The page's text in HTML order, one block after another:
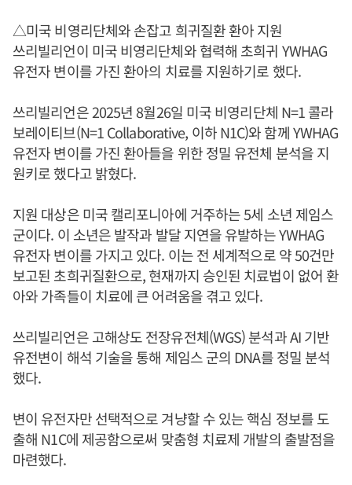
△미국 비영리단체와 손잡고 희귀질환 환아 지원
쓰리빌리언이 미국 비영리단체와 협력해 초희귀 YWHAG
유전자 변이를 가진 환아의 치료를 지원하기로 했다.
쓰리빌리언은 2025년 8월26일 미국 비영리단체 N=1 콜라
보레이티브(N=1 Collaborative, 이하 N1C)와 함께 YWHAG
유전자 변이를 가진 환아들을 위한 정밀 유전체 분석을 지
원키로 했다고 밝혔다.
지원 대상은 미국 캘리포니아에 거주하는 5세 소년 제임스
군이다. 이 소년은 발작과 발달 지연을 유발하는 YWHAG
유전자 변이를 가지고 있다. 이는 전 세계적으로 약 50건만
보고된 초희귀질환으로, 현재까지 승인된 치료법이 없어 환
아와 가족들이 치료에 큰 어려움을 겪고 있다.
쓰리빌리언은 고해상도 전장유전체(WGS) 분석과 AI 기반
유전변이 해석 기술을 통해 제임스 군의 DNA를 정밀 분석
했다.
변이 유전자만 선택적으로 겨냥할 수 있는 핵심 정보를 도
출해 N1C에 제공함으로써 맞춤형 치료제 개발의 출발점을
마련했다.